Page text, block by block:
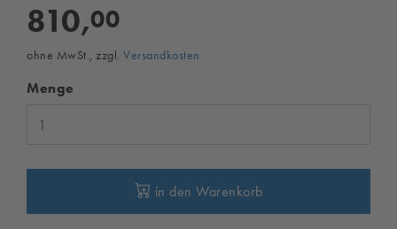
810,00
ohne MwSt., zzgl. Versandkosten
Menge
in den Warenkorb